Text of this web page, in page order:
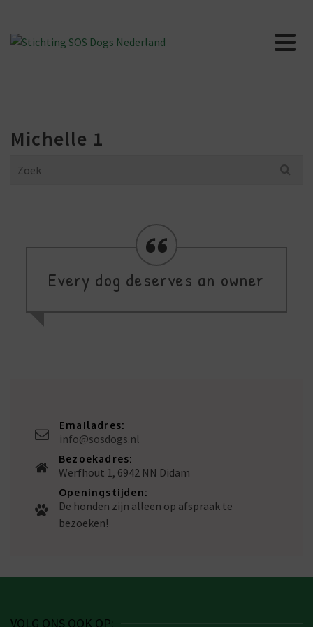
Michelle 1
Search
Every dog deserves an owner
Emailadres:
info@sosdogs.nl
Bezoekadres:
Werfhout 1, 6942 NN Didam
Openingstijden:
De honden zijn alleen op afspraak te
bezoeken!
VOLG ONS OOK OP: